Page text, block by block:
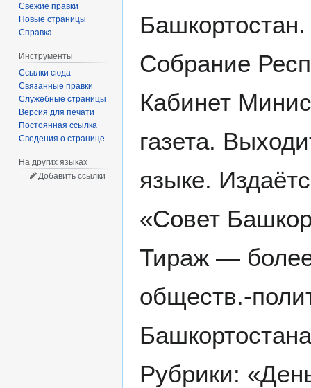
Собрание
Кабинет
газета.
языке.
«Совет
Тираж — более
обществ.-
Рубрики:
Свежие правки
Новые страницы
Справка
Инструменты
Ссылки сюда
Связанные правки
Служебные страницы
Версия для печати
Постоянная ссылка
Сведения о странице
На других языках
Добавить ссылки